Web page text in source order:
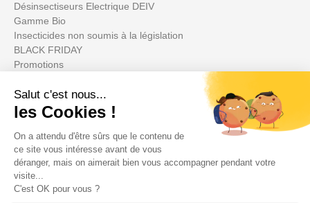
Désinsectiseurs Electrique DEIV
Gamme Bio
Insecticides non soumis à la législation
BLACK FRIDAY
Promotions
Votre compte
Informations